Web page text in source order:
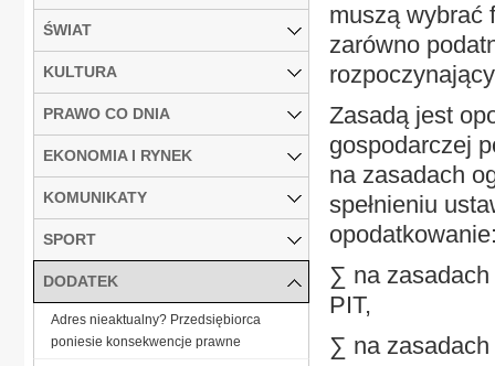
muszą wybrać
zarówno
Zasadą jest
gospodarczej
na zasadach
spełnieniu
∑ na
PIT,
∑ na zasadach
ŚWIAT
KULTURA
PRAWO CO DNIA
EKONOMIA I RYNEK
KOMUNIKATY
SPORT
DODATEK
Adres nieaktualny? Przedsiębiorca
poniesie konsekwencje prawne